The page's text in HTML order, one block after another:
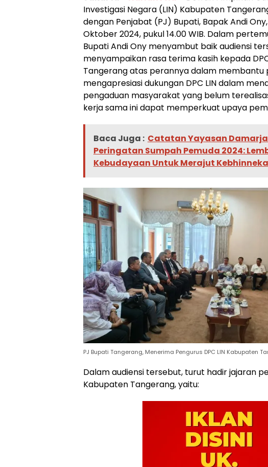
Investigasi Negara (LIN) Kabupaten
dengan Penjabat (PJ) Bupati, Bapak Andi
Oktober 2024, pukul 14.00 WIB. Dalam
Bupati Andi Ony menyambut baik audiensi
menyampaikan rasa terima kasih kepada
Tangerang atas perannya dalam membantu
mengapresiasi dukungan DPC LIN dalam
pengaduan masyarakat yang belum
kerja sama ini dapat memperkuat upaya
Baca Juga : Catatan Yayasan
Peringatan Sumpah Pemuda 2024:
Kebudayaan Untuk Merajut
PJ Bupati Tangerang, Menerima Pengurus DPC LIN Kabupaten
Dalam audiensi tersebut, turut hadir jajaran
Kabupaten Tangerang, yaitu: